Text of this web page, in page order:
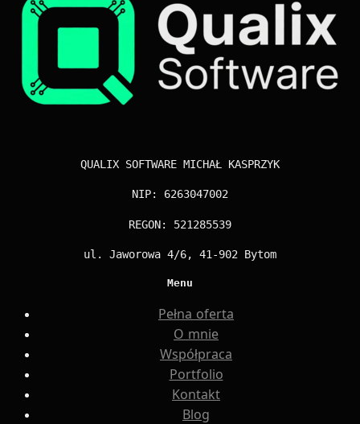
QUALIX SOFTWARE MICHAŁ KASPRZYK
NIP: 6263047002
REGON: 521285539
ul. Jaworowa 4/6, 41-902 Bytom
Menu
Pełna oferta
O mnie
Współpraca
Portfolio
Kontakt
Blog